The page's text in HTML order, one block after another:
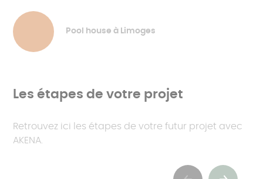
Pool house à Limoges
Les étapes de votre projet
Retrouvez ici les étapes de votre futur projet avec
AKENA.